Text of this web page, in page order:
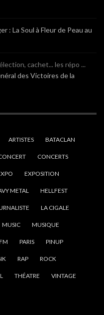
: La Soul à Fleur de Peau au
cachet... les répo ...
des Victoires de la
ARTISTES BATACLAN
CONCERTS
EXPOSITION
METAL HELLFEST
LA CIGALE
MUSIC MUSIQUE
PARIS PINUP
RAP ROCK
THÉATRE VINTAGE